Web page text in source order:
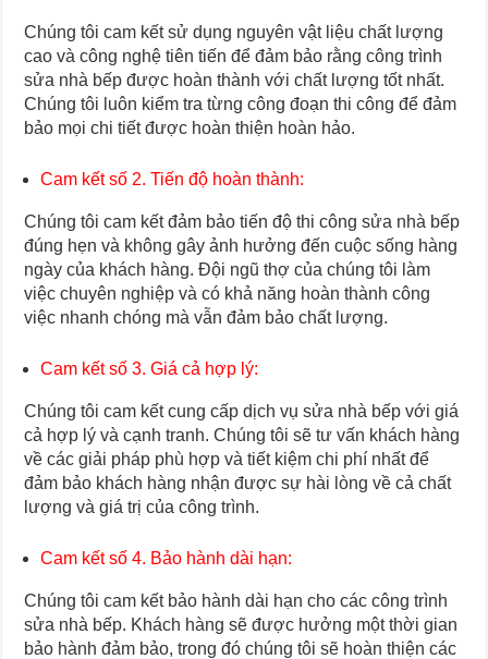
Chúng tôi cam kết sử dụng nguyên vật liệu chất lượng
cao và công nghệ tiên tiến để đảm bảo rằng công trình
sửa nhà bếp được hoàn thành với chất lượng tốt nhất.
Chúng tôi luôn kiểm tra từng công đoạn thi công để đảm
bảo mọi chi tiết được hoàn thiện hoàn hảo.
Cam kết số 2. Tiến độ hoàn thành:
Chúng tôi cam kết đảm bảo tiến độ thi công sửa nhà bếp
đúng hẹn và không gây ảnh hưởng đến cuộc sống hàng
ngày của khách hàng. Đội ngũ thợ của chúng tôi làm
việc chuyên nghiệp và có khả năng hoàn thành công
việc nhanh chóng mà vẫn đảm bảo chất lượng.
Cam kết số 3. Giá cả hợp lý:
Chúng tôi cam kết cung cấp dịch vụ sửa nhà bếp với giá
cả hợp lý và cạnh tranh. Chúng tôi sẽ tư vấn khách hàng
về các giải pháp phù hợp và tiết kiệm chi phí nhất để
đảm bảo khách hàng nhận được sự hài lòng về cả chất
lượng và giá trị của công trình.
Cam kết số 4. Bảo hành dài hạn:
Chúng tôi cam kết bảo hành dài hạn cho các công trình
sửa nhà bếp. Khách hàng sẽ được hưởng một thời gian
bảo hành đảm bảo, trong đó chúng tôi sẽ hoàn thiện các